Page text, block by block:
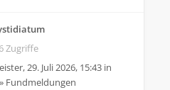
Zugriffe
,29. Juli 2026, 15:43 in
» Fundmeldungen